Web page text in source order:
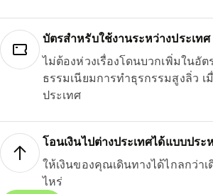
บัตรสำหรับใช้งานระหว่างประเทศ
ไม่ต้องห่วงเรื่องโดนบวกเพิ่มในอั
ธรรมเนียมการทำธุรกรรมสูงลิ่ว เ
ประเทศ
โอนเงินไปต่างประเทศได้แบบปร
ให้เงินของคุณเดินทางได้ไกลกว่าเ
ไหร่